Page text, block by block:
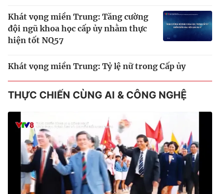
Khát vọng miền Trung: Tăng cường
đội ngũ khoa học cấp ủy nhằm thực
hiện tốt NQ57
Khát vọng miền Trung: Tỷ lệ nữ trong Cấp ủy
THỰC CHIẾN CÙNG AI & CÔNG NGHỆ